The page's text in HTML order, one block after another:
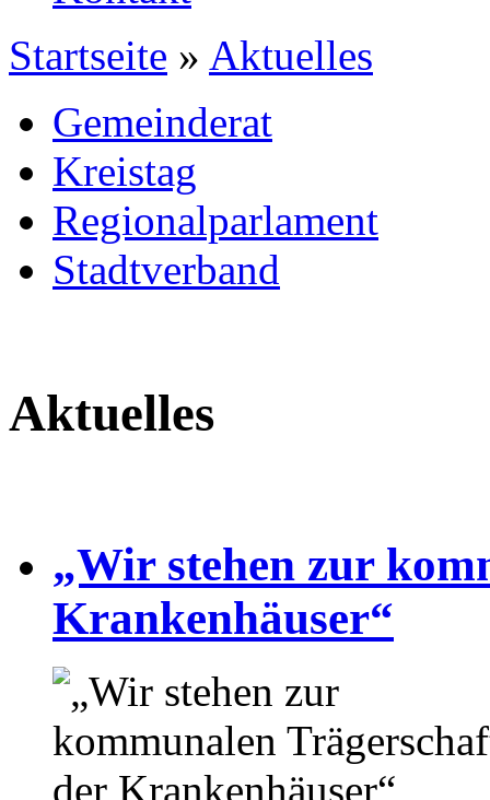
Startseite » Aktuelles
Gemeinderat
Kreistag
Regionalparlament
Stadtverband
Aktuelles
„Wir stehen zur
Krankenhäuser“